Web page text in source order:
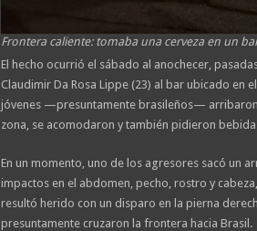
Frontera caliente: tomaba una cerveza en un
El hecho ocurrió el sábado al anochecer,
Claudimir Da Rosa Lippe (23) al bar ubicado en
jóvenes —presuntamente brasileños—
zona, se acomodaron y también pidieron
En un momento, uno de los agresores sacó un
impactos en el abdomen, pecho, rostro y
resultó herido con un disparo en la pierna
presuntamente cruzaron la frontera hacia Brasil.